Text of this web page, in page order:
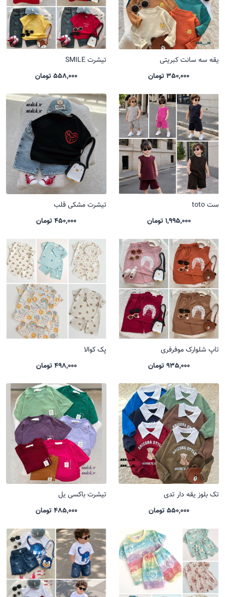
یقه سه سانت کبریتی
350,000 تومان
تیشرت SMILE
558,000 تومان
ست toto
1,995,000 تومان
تیشرت مشکی قلب
450,000 تومان
تاپ شلوارک موفرفری
935,000 تومان
پک کوالا
498,000 تومان
تک بلوز یقه دار تدی
550,000 تومان
تیشرت باکسی یل
485,000 تومان